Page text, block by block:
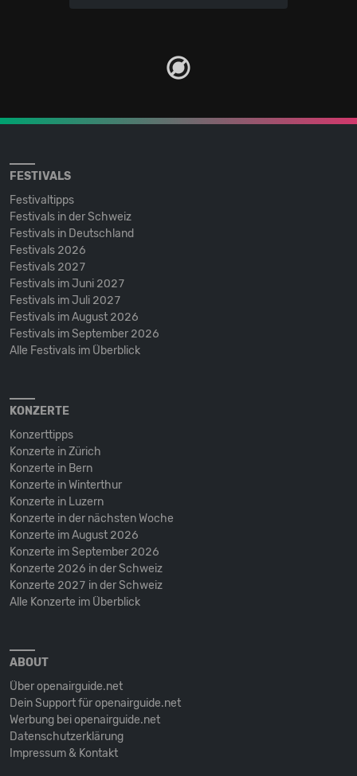
FESTIVALS
Festivaltipps
Festivals in der Schweiz
Festivals in Deutschland
Festivals 2026
Festivals 2027
Festivals im Juni 2027
Festivals im Juli 2027
Festivals im August 2026
Festivals im September 2026
Alle Festivals im Überblick
KONZERTE
Konzerttipps
Konzerte in Zürich
Konzerte in Bern
Konzerte in Winterthur
Konzerte in Luzern
Konzerte in der nächsten Woche
Konzerte im August 2026
Konzerte im September 2026
Konzerte 2026 in der Schweiz
Konzerte 2027 in der Schweiz
Alle Konzerte im Überblick
ABOUT
Über openairguide.net
Dein Support für openairguide.net
Werbung bei openairguide.net
Datenschutz­erklärung
Impressum & Kontakt